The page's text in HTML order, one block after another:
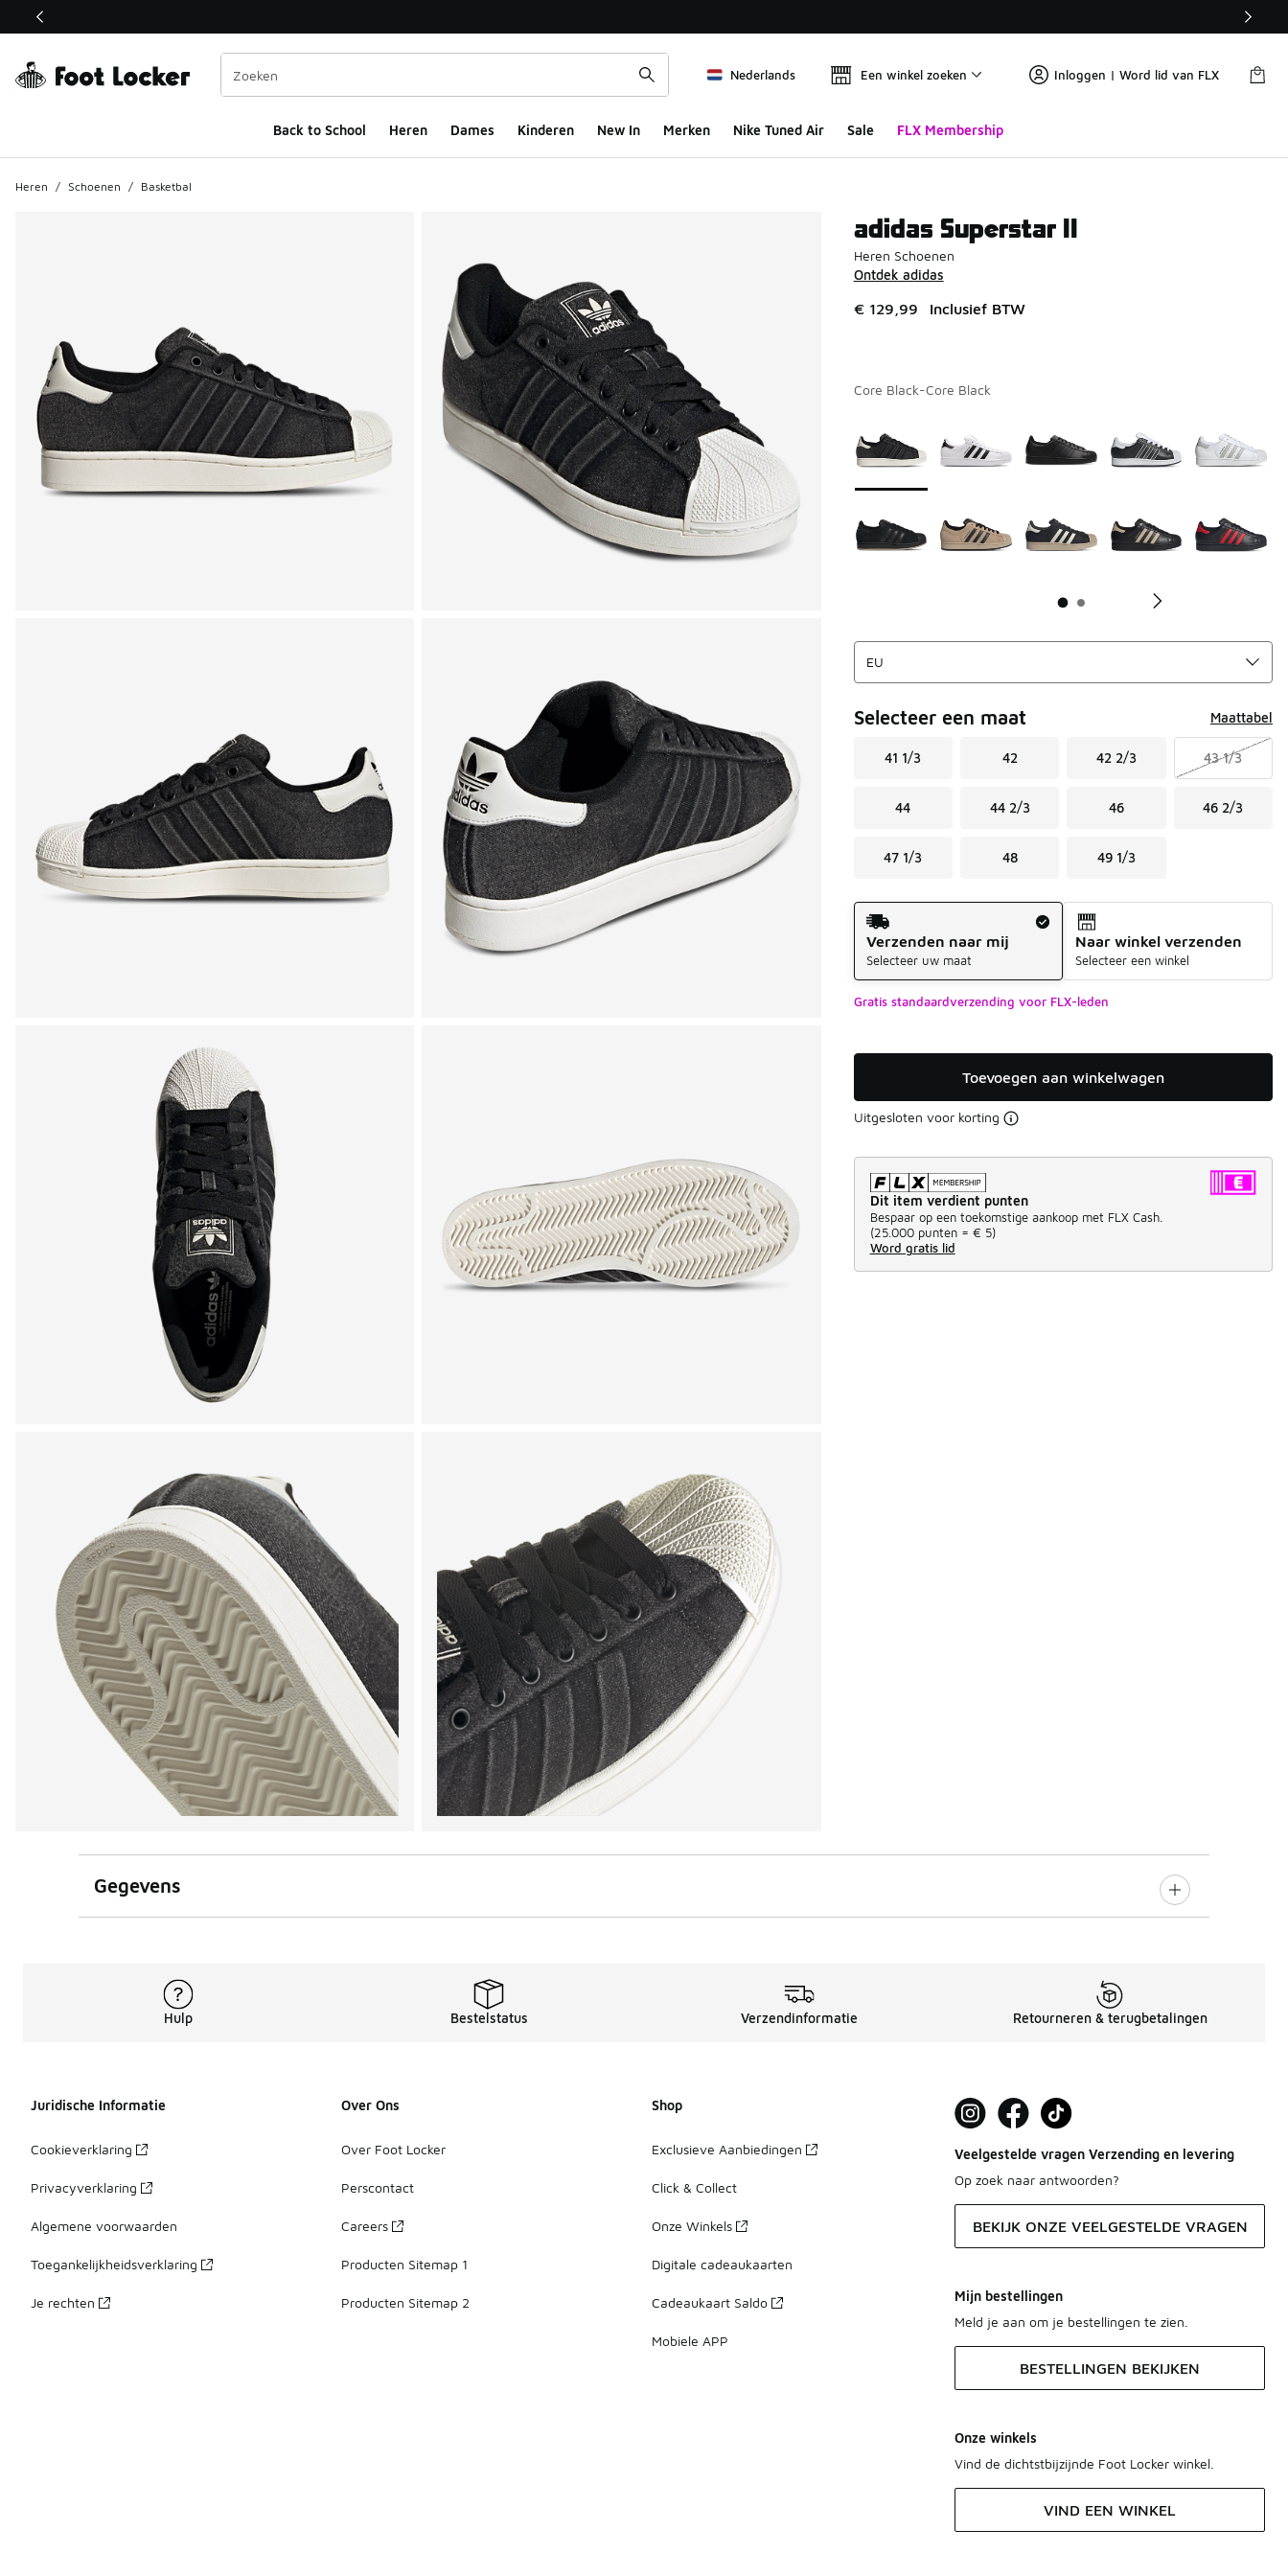
Deze link wordt geopend in een nieuw venster
Nederlands Een winkel zoeken Inloggen | Word lid van FLX
Back to School Heren Dames Kinderen New In Merken Nike Tuned Air Sale FLX Membership
Heren / Schoenen / Basketbal
adidas Superstar II
Heren Schoenen
Ontdek adidas
€ 129,99 Inclusief BTW
Core Black-Core Black
Selecteer een maat Maattabel
41 1/3 42 42 2/3 43 1/3
44 44 2/3 46 46 2/3
47 1/3 48 49 1/3
Verzendmethode
Verzenden naar mij
Selecteer uw maat
Naar winkel verzenden
Selecteer een winkel
Gratis standaardverzending voor FLX-leden
Toevoegen aan winkelwagen
Uitgesloten voor korting
Dit item verdient punten
Bespaar op een toekomstige aankoop met FLX Cash.
(25.000 punten = € 5)
Word gratis lid
Gegevens
Hulp Bestelstatus Verzendinformatie Retourneren & terugbetalingen
Juridische Informatie
Cookieverklaring
Privacyverklaring
Algemene voorwaarden
Toegankelijkheidsverklaring
Je rechten
Over Ons
Over Foot Locker
Perscontact
Careers
Producten Sitemap 1
Producten Sitemap 2
Shop
Exclusieve Aanbiedingen
Click & Collect
Onze Winkels
Digitale cadeaukaarten
Cadeaukaart Saldo
Mobiele APP
Veelgestelde vragen Verzending en levering
Op zoek naar antwoorden?
BEKIJK ONZE VEELGESTELDE VRAGEN
Mijn bestellingen
Meld je aan om je bestellingen te zien.
BESTELLINGEN BEKIJKEN
Onze winkels
Vind de dichtstbijzijnde Foot Locker winkel.
VIND EEN WINKEL